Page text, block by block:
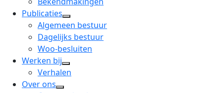
dropdown
menu
Publicaties
open
dropdown
menu
Algemeen bestuur
Dagelijks bestuur
Woo-besluiten
Werken bij
open
Verhalen
Over ons